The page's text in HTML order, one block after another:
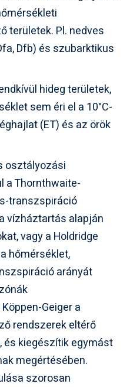
területek. Pl. nedves
Dfb) és szubarktikus
hideg területek,
sem éri el a 10°C-
(ET) és az örök
osztályozási
a Thornthwaite-
transzspiráció
vízháztartás alapján
vagy a Holdridge
hőmérséklet,
arányát
Geiger a
rendszerek eltérő
és kiegészítik egymást
megértésében.
szorosan